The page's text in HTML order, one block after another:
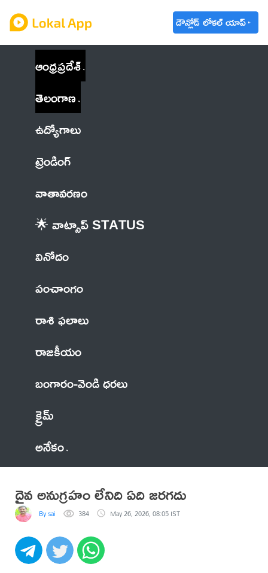
డౌన్లోడ్ లోకల్ యాప్
ఆంధ్రప్రదేశ్
తెలంగాణ
ఉద్యోగాలు
ట్రెండింగ్
వాతావరణం
🌟 వాట్సాప్ STATUS
వినోదం
పంచాంగం
రాశి ఫలాలు
రాజకీయం
బంగారం-వెండి ధరలు
క్రైమ్
అనేకం
దైవ అనుగ్రహం లేనిది ఏది జరగదు
By sai 384 May 26, 2026, 08:05 IST